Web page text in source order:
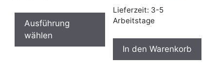
Ausführung
wählen
Dieses
Produkt
mehrere
Varianten
Lieferzeit: 3-5
Arbeitstage
In den Warenkorb